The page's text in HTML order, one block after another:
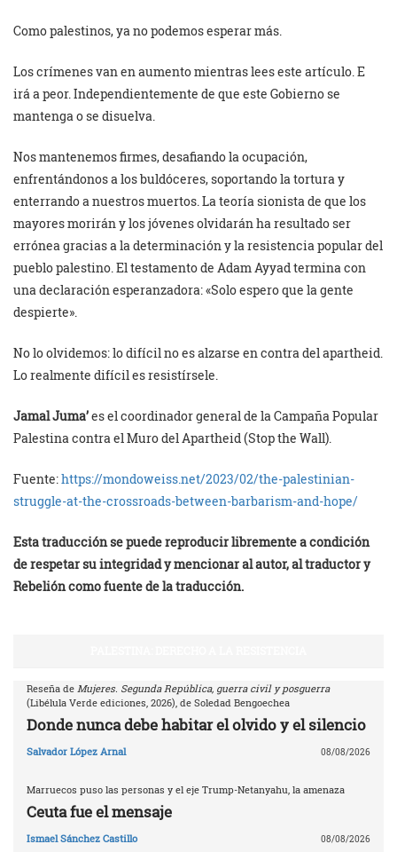
Como palestinos, ya no podemos esperar más.
Los crímenes van en aumento mientras lees este artículo. E
irá a peor. Independientemente de que este Gobierno se
mantenga o se disuelva.
Nos mantenemos firmes, desafiando la ocupación,
enfrentándonos a los buldóceres, soportando la tortura y
enterrando a nuestros muertos. La teoría sionista de que los
mayores morirán y los jóvenes olvidarán ha resultado ser
errónea gracias a la determinación y la resistencia popular del
pueblo palestino. El testamento de Adam Ayyad termina con
una declaración esperanzadora: «Solo espero que la gente
despierte».
No lo olvidemos: lo difícil no es alzarse en contra del apartheid.
Lo realmente difícil es resistírsele.
Jamal Juma’es el coordinador general de la Campaña Popular
Palestina contra el Muro del Apartheid (Stop the Wall).
Fuente:https://mondoweiss.net/2023/02/the-palestinian-
struggle-at-the-crossroads-between-barbarism-and-hope/
Esta traducción se puede reproducir libremente a condición
de respetar su integridad y mencionar alautor, al traductor y
Rebelión como fuente de la traducción.
Reseña de Mujeres. Segunda República, guerra civil y posguerra
(Libélula Verde ediciones, 2026), de Soledad Bengoechea
Donde nunca debe habitar el olvido y el silencio
Salvador López Arnal 08/08/2026
Marruecos puso las personas y el eje Trump-Netanyahu, la amenaza
Ceuta fue el mensaje
Ismael Sánchez Castillo 08/08/2026